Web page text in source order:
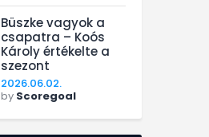
Büszke vagyok a
csapatra – Koós
Károly értékelte a
szezont
2026.06.02.
by Scoregoal